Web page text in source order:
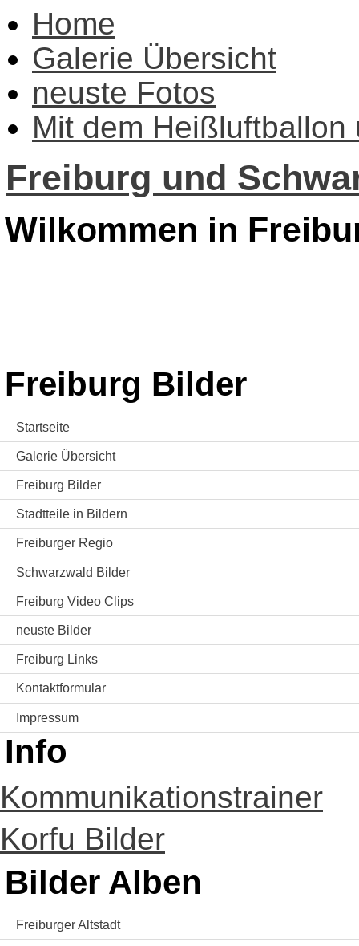
Home
Galerie Übersicht
neuste Fotos
Mit dem Heißluftballon
Freiburg und
Wilkommen in
Freiburg Bilder
Startseite
Galerie Übersicht
Freiburg Bilder
Stadtteile in Bildern
Freiburger Regio
Schwarzwald Bilder
Freiburg Video Clips
neuste Bilder
Freiburg Links
Kontaktformular
Impressum
Info
Kommunikationstrainer
Korfu Bilder
Bilder Alben
Freiburger Altstadt